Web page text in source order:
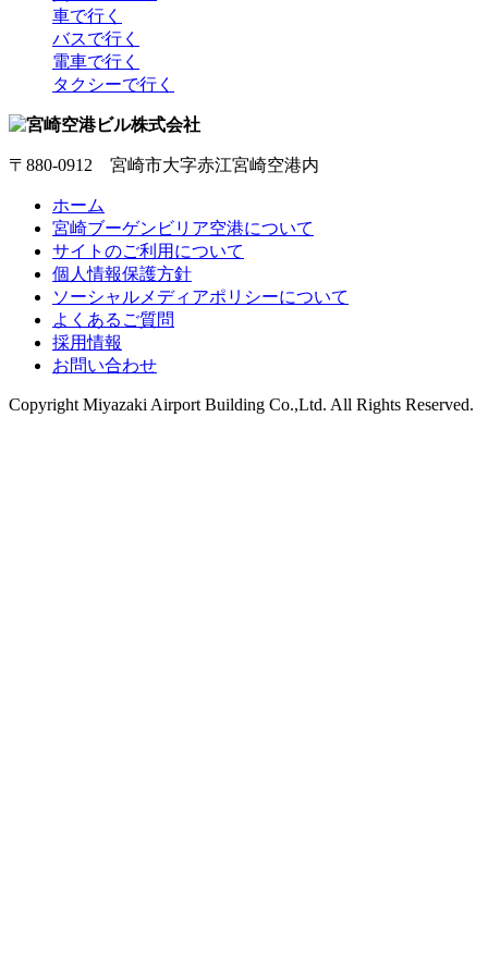
車で行く
バスで行く
電車で行く
タクシーで行く
〒880-0912 宮崎市大字赤江宮崎空港内
ホーム
宮崎ブーゲンビリア空港について
サイトのご利用について
個人情報保護方針
ソーシャルメディアポリシーについて
よくあるご質問
採用情報
お問い合わせ
CopyrightMiyazaki Airport Building Co.,Ltd. All Rights Reserved.